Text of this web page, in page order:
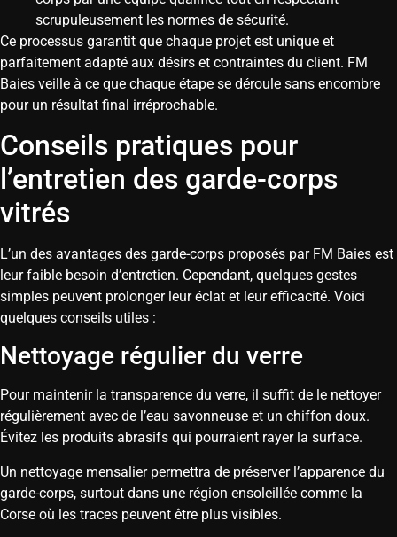
scrupuleusement les normes de sécurité.
Ce processus garantit que chaque projet est unique et
parfaitement adapté aux désirs et contraintes du client. FM
Baies veille à ce que chaque étape se déroule sans encombre
pour un résultat final irréprochable.
Conseils pratiques pour
l’entretien des garde-corps
vitrés
L’un des avantages des garde-corps proposés par FM Baies est
leur faible besoin d’entretien. Cependant, quelques gestes
simples peuvent prolonger leur éclat et leur efficacité. Voici
quelques conseils utiles :
Nettoyage régulier du verre
Pour maintenir la transparence du verre, il suffit de le nettoyer
régulièrement avec de l’eau savonneuse et un chiffon doux.
Évitez les produits abrasifs qui pourraient rayer la surface.
Un nettoyage mensalier permettra de préserver l’apparence du
garde-corps, surtout dans une région ensoleillée comme la
Corse où les traces peuvent être plus visibles.